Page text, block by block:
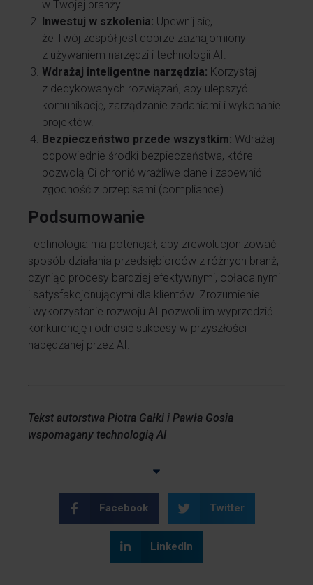
w Twojej branży.
Inwestuj w szkolenia: Upewnij się,
że Twój zespół jest dobrze zaznajomiony
z używaniem narzędzi i technologii AI.
Wdrażaj inteligentne narzędzia: Korzystaj
z dedykowanych rozwiązań, aby ulepszyć
komunikację, zarządzanie zadaniami i wykonanie
projektów.
Bezpieczeństwo przede wszystkim: Wdrażaj
odpowiednie środki bezpieczeństwa, które
pozwolą Ci chronić wrażliwe dane i zapewnić
zgodność z przepisami (compliance).
Podsumowanie
Technologia ma potencjał, aby zrewolucjonizować
sposób działania przedsiębiorców z różnych branż,
czyniąc procesy bardziej efektywnymi, opłacalnymi
i satysfakcjonującymi dla klientów. Zrozumienie
i wykorzystanie rozwoju AI pozwoli im wyprzedzić
konkurencję i odnosić sukcesy w przyszłości
napędzanej przez AI.
Tekst autorstwa Piotra Gałki i Pawła Gosia
wspomagany technologią AI
Facebook Twitter
LinkedIn